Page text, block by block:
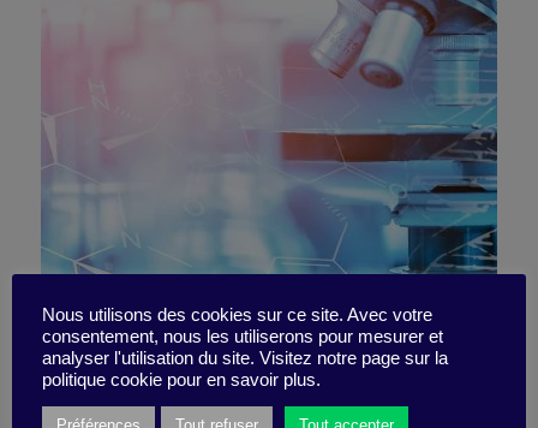
La recherche, la science et
le collaboratif
Nous utilisons des cookies sur ce site. Avec votre
consentement, nous les utiliserons pour mesurer et
analyser l'utilisation du site. Visitez notre page sur la
politique cookie pour en savoir plus.
Préférences Tout refuser Tout accepter